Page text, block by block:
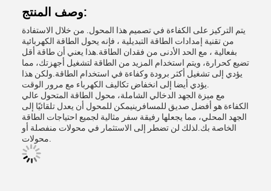
وصف المنتج:
يتم التركيز على الكفاءة في تصميم هذا المحول. من خلال الاستفادة
من تقنية إمدادات الطاقة التبديلية ، فإنه يحول الطاقة الكهربائية
بفعالية ، مع الحد الأدنى من فقدان الطاقة.هذا يعني أن طاقة أقل
تضيع كحرارة، ويتم استخدام المزيد من الطاقة لتشغيل أجهزتك، مما
يؤدي إلى تشغيل أكثر برودة وكفاءة في استخدام الطاقة.ولكن هذا
مع ميزة الجهد الدخالي الشاملة، محول الطاقة المتحول عالي
الكفاءة هو أفضل صديق للمسافرينيمكن للمحول أن يعدل تلقائيًا إلى
الجهد المحلي، مما يجعلها رفيقة سفر مثالية لجميع احتياجات الطاقة
الخاصة بك.لذلك لن تضطر إلى الاستثمار في محولات منفصلة أو